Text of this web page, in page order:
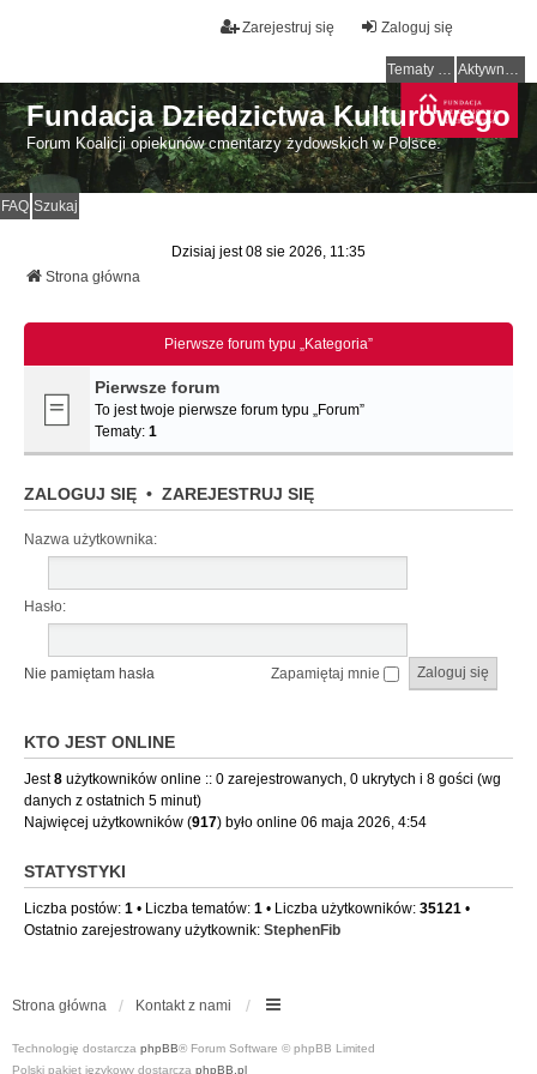
Zaloguj się
Zarejestruj się
Tematy bez odpowiedzi Aktywne tematy
Fundacja Dziedzictwa Kulturowego
Forum Koalicji opiekunów cmentarzy żydowskich w Polsce.
FAQ Szukaj
Dzisiaj jest 08 sie 2026, 11:35
Strona główna
Pierwsze forum typu „Kategoria”
Pierwsze forum
To jest twoje pierwsze forum typu „Forum”
Tematy: 1
ZALOGUJ SIĘ • ZAREJESTRUJ SIĘ
Nazwa użytkownika:
Hasło:
Nie pamiętam hasła Zapamiętaj mnie
KTO JEST ONLINE
Jest8 użytkowników online :: 0 zarejestrowanych, 0 ukrytych i 8 gości (wg
danych z ostatnich 5 minut)
Najwięcej użytkowników (917) było online 06 maja 2026, 4:54
STATYSTYKI
Liczba postów: 1 • Liczba tematów: 1 • Liczba użytkowników: 35121 •
Ostatnio zarejestrowany użytkownik: StephenFib
Strona główna Kontakt z nami
Technologię dostarcza phpBB® Forum Software © phpBB Limited
Polski pakiet językowy dostarcza phpBB.pl